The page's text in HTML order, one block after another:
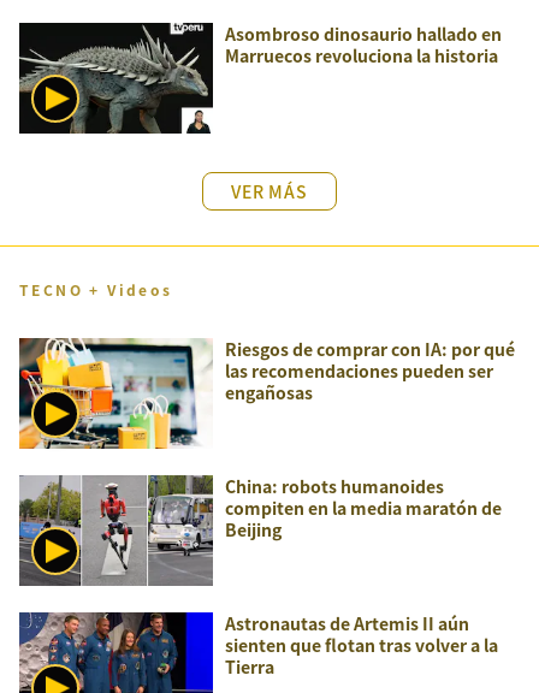
Asombroso dinosaurio hallado en
Marruecos revoluciona la historia
VER MÁS
TECNO + Videos
Riesgos de comprar con IA: por qué
las recomendaciones pueden ser
engañosas
China: robots humanoides
compiten en la media maratón de
Beijing
Astronautas de Artemis II aún
sienten que flotan tras volver a la
Tierra